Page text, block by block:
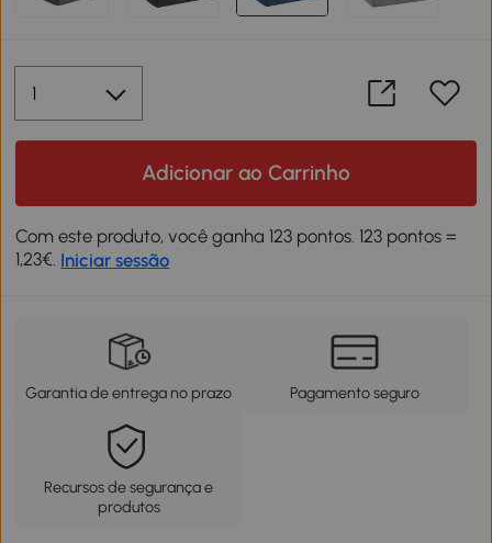
Adicionar ao Carrinho
Com este produto, você ganha 123 pontos. 123 pontos =
1,23€. Iniciar sessão
Garantia de entrega no prazo Pagamento seguro
Recursos de segurança e
produtos